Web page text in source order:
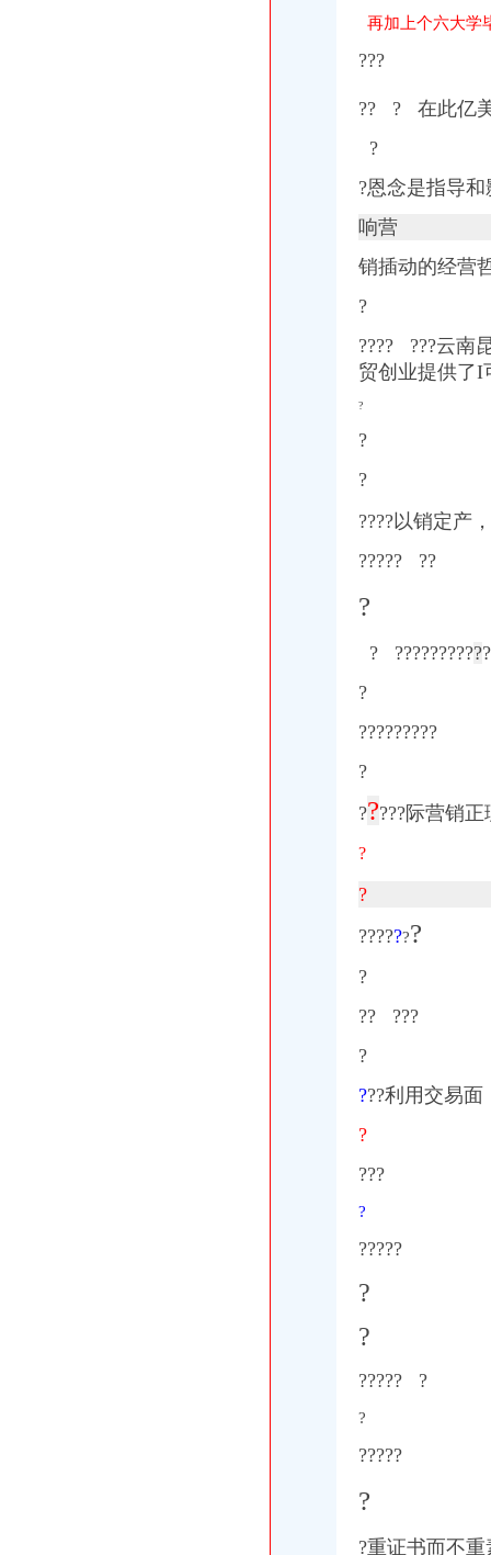
金城集团进出口有限公司2017新招聘信息_电话_地址-58企业名录
重庆德川科技有限公司联系方式_信用报告_工商信息-启信宝
我是做五金具的,想回国注册一个外贸公司,资金大概20W左右,
【重庆香城故事物业管理有限公司2018新招聘信息】_聘网
重庆叶森服饰有限公司联系方式_信用报告_工商信息-启信宝
急！外国人注册外贸公司在上海好还是广州好？理由是？分别有哪些政
石狮一批项目建设开上“快车道”,涉及实业、商贸平台、城建、民生
【2018年重庆联大仪表有限公司新招聘信息_电话_地址】-赶集网
项目攻坚比拼开门红石狮市实验小学鸟瞰图亮相-泉州房产资讯-泉州
轩尼诗进口厂家_轩尼诗进口厂家供应商_轩尼诗进口生产厂家批发市场
外贸单证员_重庆迈丰动力机械有限公司招聘信息—中华英才网
渝开发：第七届董事会第十九次会议决议--向控股子公司重庆捷兴置业
麦好木仓储直销中心地址,电话,价格,团购,营业时间（图）-重庆
重庆再升科技股份有限公司次公开发行股票招股说明书（申报稿2014
香港服务器租用,美国服务器,云服务器租用重庆网站策划/设计今题网
再加上个六大学
???
?? ? 在此亿
?
?恩念是指导和
响营
销插动的经营
?
???? ???云南
贸创业提供了I
?
?
?
????以销定产
????? ??
?
? ??????????
?
?????????
?
?????际营销正
?
?
???????
?
?? ???
?
???利用交易面
?
???
?
?????
?
?
????? ?
?
?????
?
?重证书而不